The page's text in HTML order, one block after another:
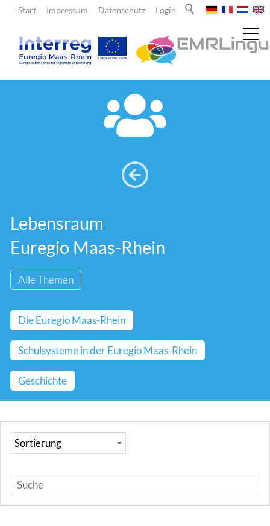
Login
Datenschutz
Impressum
Start
Lernende
Lebensraum
Euregio Maas-Rhein
Alle Themen
Die Euregio Maas-Rhein
Schulsysteme in der Euregio Maas-Rhein
Geschichte